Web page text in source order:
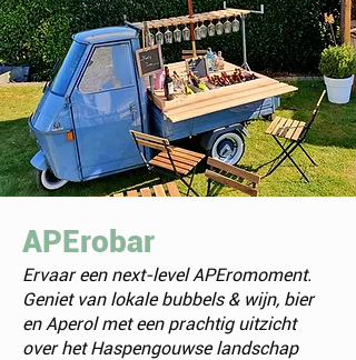
APErobar
Ervaar een next-level APEromoment.
Geniet van lokale bubbels & wijn, bier
en Aperol met een prachtig uitzicht
over het Haspengouwse landschap